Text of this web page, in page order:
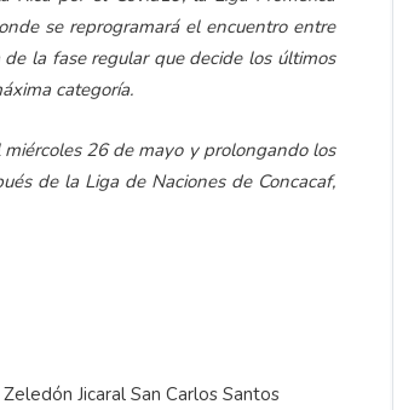
se reprogramará el encuentro entre
la fase regular que decide los últimos
categoría.
26 de mayo y prolongando los
de la Liga de Naciones de Concacaf,